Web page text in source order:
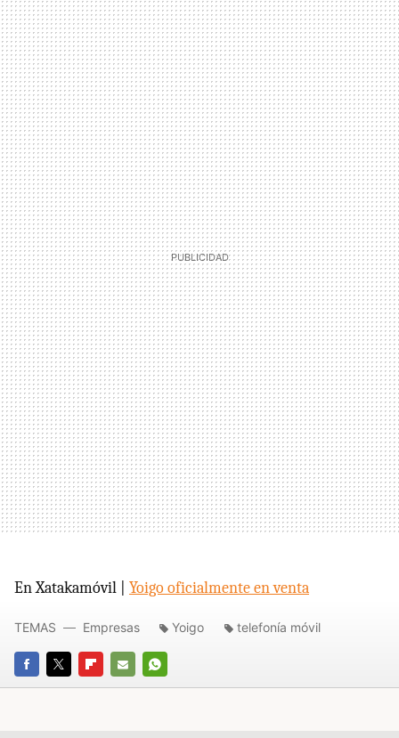
En Xatakamóvil | Yoigo oficialmente en venta
FACEBOOK
TWITTERFLIPBOARD
E-
WHATSAPP
TEMAS Empresas Yoigo telefonía móvil